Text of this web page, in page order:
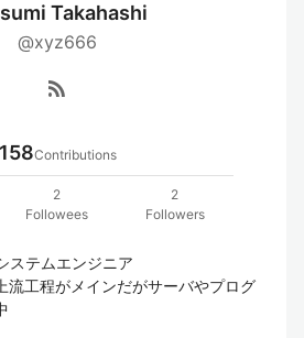
Takahashi
@xyz666
rss_feed
158Contributions
2
Followees
2
Followers
ステムエンジニア
流工程がメインだがサーバやプログ